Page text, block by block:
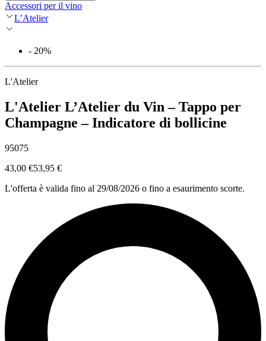
Accessori per il vino
L’Atelier
- 20%
L'Atelier
L'Atelier L’Atelier du Vin – Tappo per
Champagne – Indicatore di bollicine
95075
43,00 €53,95 €
L'offerta è valida fino al 29/08/2026 o fino a esaurimento scorte.